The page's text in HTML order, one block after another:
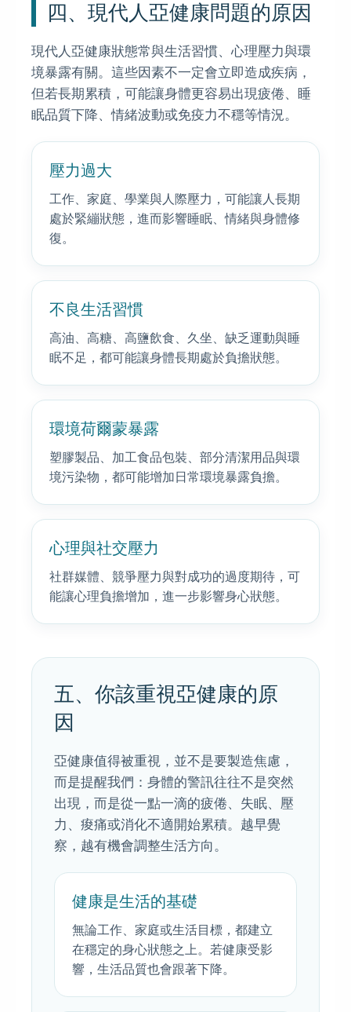
四、現代人亞健康問題的原因
現代人亞健康狀態常與生活習慣、心理壓力與環
境暴露有關。這些因素不一定會立即造成疾病，
但若長期累積，可能讓身體更容易出現疲倦、睡
眠品質下降、情緒波動或免疫力不穩等情況。
壓力過大
工作、家庭、學業與人際壓力，可能讓人長期
處於緊繃狀態，進而影響睡眠、情緒與身體修
復。
不良生活習慣
高油、高糖、高鹽飲食、久坐、缺乏運動與睡
眠不足，都可能讓身體長期處於負擔狀態。
環境荷爾蒙暴露
塑膠製品、加工食品包裝、部分清潔用品與環
境污染物，都可能增加日常環境暴露負擔。
心理與社交壓力
社群媒體、競爭壓力與對成功的過度期待，可
能讓心理負擔增加，進一步影響身心狀態。
五、你該重視亞健康的原
因
亞健康值得被重視，並不是要製造焦慮，
而是提醒我們：身體的警訊往往不是突然
出現，而是從一點一滴的疲倦、失眠、壓
力、痠痛或消化不適開始累積。越早覺
察，越有機會調整生活方向。
健康是生活的基礎
無論工作、家庭或生活目標，都建立
在穩定的身心狀態之上。若健康受影
響，生活品質也會跟著下降。